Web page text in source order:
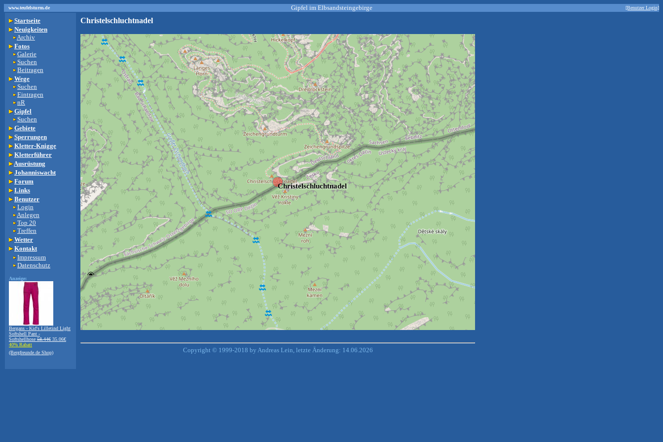
www.teufelsturm.de Gipfel im Elbsandsteingebirge [Benutzer Login]
Startseite
Neuigkeiten
Archiv
Fotos
Galerie
Suchen
Beitragen
Wege
Suchen
Eintragen
nR
Gipfel
Suchen
Gebiete
Sperrungen
Kletter-Knigge
Kletterführer
Ausrüstung
Johanniswacht
Forum
Links
Benutzer
Login
Anlegen
Top 20
Treffen
Wetter
Kontakt
Impressum
Datenschutz
Anzeige:
Bergans - Kid's Lilletind Light
Softshell Pant -
Softshellhose 58.44€ 35.06€
40% Rabatt
(Bergfreunde.de Shop)
Christelschluchtnadel
Christelschluchtnadel
⇧
Copyright © 1999-2018 by Andreas Lein, letzte Änderung: 14.06.2026